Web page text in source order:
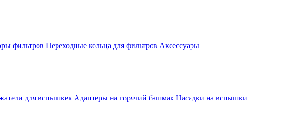
фильтров Переходные кольца для фильтров Аксессуары
для вспышкек Адаптеры на горячий башмак Насадки на вспышки